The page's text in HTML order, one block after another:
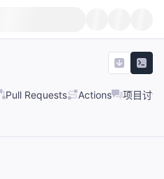
Pull Requests Actions 项目讨论